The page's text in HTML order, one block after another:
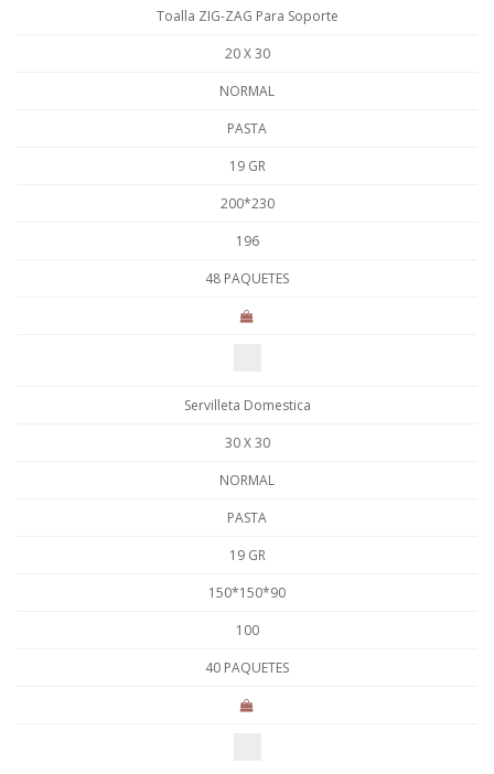
Toalla ZIG-ZAG Para Soporte
20 X 30
NORMAL
PASTA
19 GR
200*230
196
48 PAQUETES
Servilleta Domestica
30 X 30
NORMAL
PASTA
19 GR
150*150*90
100
40 PAQUETES